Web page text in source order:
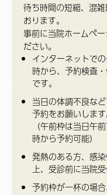
待ち時間の短縮、混
おります。
事前に当院ホームペ
ださい。
インターネットで
時から、予約検査
です。
当日の体調不良な
予約をお願いしま
（午前枠は当日午
時から予約可能）
発熱のある方、感
上、受診前に当院
予約枠が一杯の場